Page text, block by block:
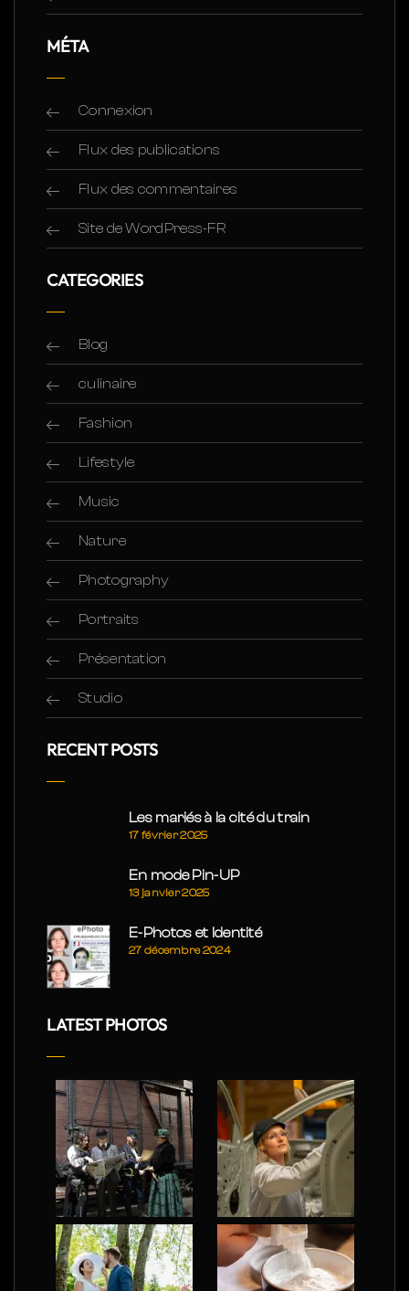
MÉTA
Connexion
Flux des publications
Flux des commentaires
Site de WordPress-FR
CATEGORIES
Blog
culinaire
Fashion
Lifestyle
Music
Nature
Photography
Portraits
Présentation
Studio
RECENT POSTS
Les mariés à la cité du train
17 février 2025
En mode Pin-UP
13 janvier 2025
E-Photos et Identité
27 décembre 2024
LATEST PHOTOS